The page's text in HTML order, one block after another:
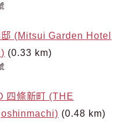
(Mitsui Garden Hotel
(0.33 km)
四條新町 (THE
(0.48 km)